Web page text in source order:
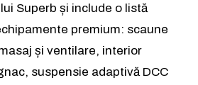
Superb și include o listă
premium: scaune
și ventilare, interior
suspensie adaptivă DCC